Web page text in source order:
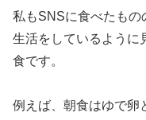
私もSNSに食べたもの
生活をしているように
食です。
例えば、朝食はゆで卵